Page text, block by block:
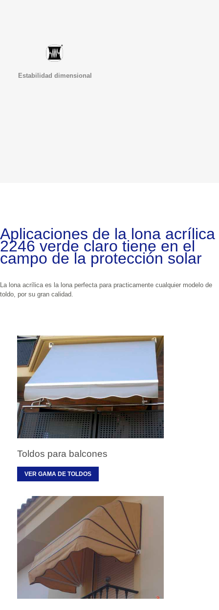
Estabilidad dimensional
Aplicaciones de la lona acrílica
2246 verde claro tiene en el
campo de la protección solar
La lona acrílica es la lona perfecta para practicamente cualquier modelo de
toldo, por su gran calidad.
Toldos para balcones
VER GAMA DE TOLDOS